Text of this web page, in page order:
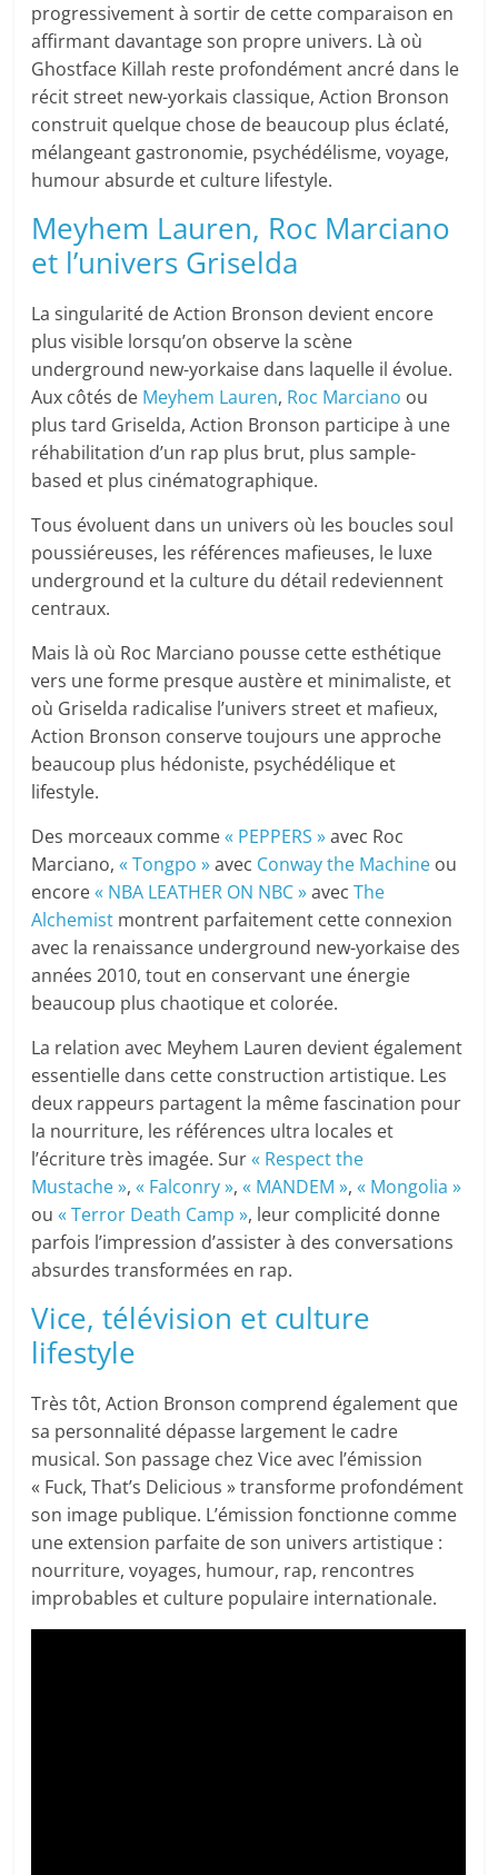
progressivement à sortir de cette comparaison en
affirmant davantage son propre univers. Là où
Ghostface Killah reste profondément ancré dans le
récit street new-yorkais classique, Action Bronson
construit quelque chose de beaucoup plus éclaté,
mélangeant gastronomie, psychédélisme, voyage,
humour absurde et culture lifestyle.
Meyhem Lauren, Roc Marciano
et l’univers Griselda
La singularité de Action Bronson devient encore
plus visible lorsqu’on observe la scène
underground new-yorkaise dans laquelle il évolue.
Aux côtés de Meyhem Lauren, Roc Marciano ou
plus tard Griselda, Action Bronson participe à une
réhabilitation d’un rap plus brut, plus sample-
based et plus cinématographique.
Tous évoluent dans un univers où les boucles soul
poussiéreuses, les références mafieuses, le luxe
underground et la culture du détail redeviennent
centraux.
Mais là où Roc Marciano pousse cette esthétique
vers une forme presque austère et minimaliste, et
où Griselda radicalise l’univers street et mafieux,
Action Bronson conserve toujours une approche
beaucoup plus hédoniste, psychédélique et
lifestyle.
Des morceaux comme« PEPPERS »avec Roc
Marciano,« Tongpo »avec Conway the Machine ou
encore« NBA LEATHER ON NBC »avecThe
Alchemist montrent parfaitement cette connexion
avec la renaissance underground new-yorkaise des
années 2010, tout en conservant une énergie
beaucoup plus chaotique et colorée.
La relation avec Meyhem Lauren devient également
essentielle dans cette construction artistique. Les
deux rappeurs partagent la même fascination pour
la nourriture, les références ultra locales et
l’écriture très imagée. Sur« Respect the
Mustache »,« Falconry »,« MANDEM »,« Mongolia »
ou« Terror Death Camp », leur complicité donne
parfois l’impression d’assister à des conversations
absurdes transformées en rap.
Vice, télévision et culture
lifestyle
Très tôt, Action Bronson comprend également que
sa personnalité dépasse largement le cadre
musical. Son passage chez Vice avec l’émission
« Fuck, That’s Delicious » transforme profondément
son image publique. L’émission fonctionne comme
une extension parfaite de son univers artistique :
nourriture, voyages, humour, rap, rencontres
improbables et culture populaire internationale.